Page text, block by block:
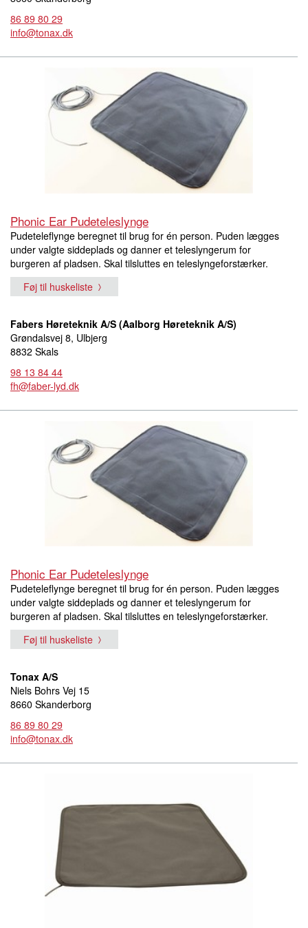
86 89 80 29
info@tonax.dk
Phonic Ear Pudeteleslynge
Pudeteleflynge beregnet til brug for én person. Puden lægges
under valgte siddeplads og danner et teleslyngerum for
burgeren af pladsen. Skal tilsluttes en teleslyngeforstærker.
Føj til huskeliste
Fabers Høreteknik A/S (Aalborg Høreteknik A/S)
Grøndalsvej 8, Ulbjerg
8832 Skals
98 13 84 44
fh@faber-lyd.dk
Phonic Ear Pudeteleslynge
Pudeteleflynge beregnet til brug for én person. Puden lægges
under valgte siddeplads og danner et teleslyngerum for
burgeren af pladsen. Skal tilsluttes en teleslyngeforstærker.
Føj til huskeliste
Tonax A/S
Niels Bohrs Vej 15
8660 Skanderborg
86 89 80 29
info@tonax.dk